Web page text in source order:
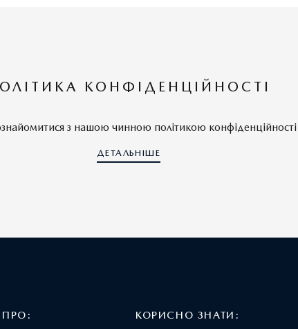
КОНФІДЕНЦІЙНОСТІ
з нашою чинною політикою конфіденційності
ДЕТАЛЬНІШЕ
ПРО: КОРИСНО ЗНАТИ: